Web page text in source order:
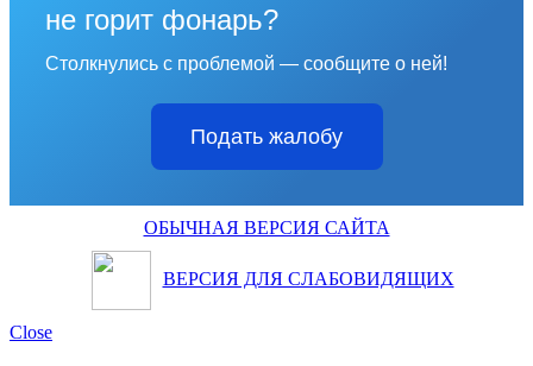
не горит фонарь?
Столкнулись с проблемой — сообщите о ней!
Подать жалобу
ОБЫЧНАЯ ВЕРСИЯ САЙТА
ВЕРСИЯ ДЛЯ СЛАБОВИДЯЩИХ
Close